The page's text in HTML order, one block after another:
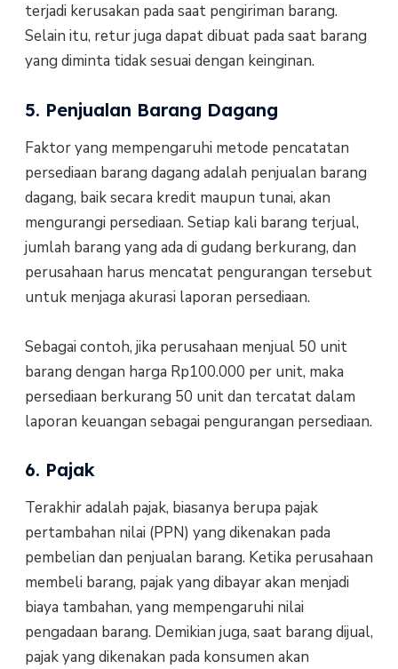
terjadi kerusakan pada saat pengiriman barang.
Selain itu, retur juga dapat dibuat pada saat barang
yang diminta tidak sesuai dengan keinginan.
5. Penjualan Barang Dagang
Faktor yang mempengaruhi metode pencatatan
persediaan barang dagang adalah penjualan barang
dagang, baik secara kredit maupun tunai, akan
mengurangi persediaan. Setiap kali barang terjual,
jumlah barang yang ada di gudang berkurang, dan
perusahaan harus mencatat pengurangan tersebut
untuk menjaga akurasi laporan persediaan.
Sebagai contoh, jika perusahaan menjual 50 unit
barang dengan harga Rp100.000 per unit, maka
persediaan berkurang 50 unit dan tercatat dalam
laporan keuangan sebagai pengurangan persediaan.
6. Pajak
Terakhir adalah pajak, biasanya berupa pajak
pertambahan nilai (PPN) yang dikenakan pada
pembelian dan penjualan barang. Ketika perusahaan
membeli barang, pajak yang dibayar akan menjadi
biaya tambahan, yang mempengaruhi nilai
pengadaan barang. Demikian juga, saat barang dijual,
pajak yang dikenakan pada konsumen akan